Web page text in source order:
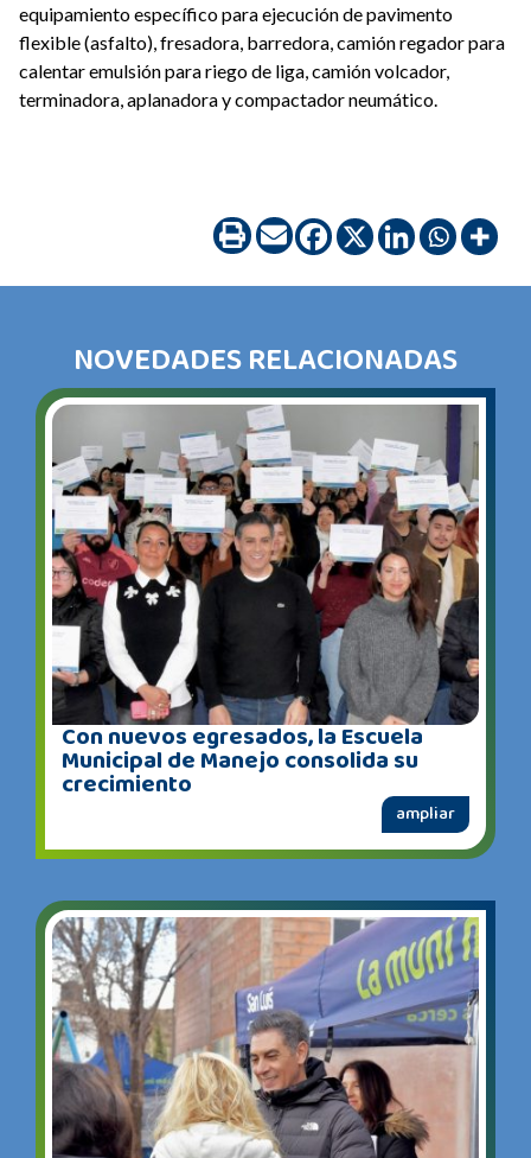
equipamiento específico para ejecución de pavimento
flexible (asfalto), fresadora, barredora, camión regador para
calentar emulsión para riego de liga, camión volcador,
terminadora, aplanadora y compactador neumático.
NOVEDADES RELACIONADAS
Con nuevos egresados, la Escuela
Municipal de Manejo consolida su
crecimiento
ampliar